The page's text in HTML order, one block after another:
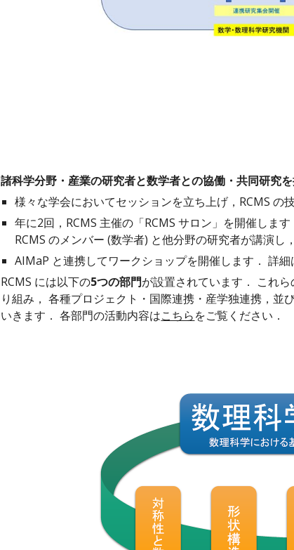
諸科学分野・産業の研究者と数学者との協働・共同研究
様々な学会においてセッションを立ち上げ，RCMS の
年に2回，RCMS 主催の「RCMS サロン」を開催しま
RCMS のメンバー (数学者) と他分野の研究者が講演し
AIMaP と連携してワークショップを開催します． 詳細
RCMS には以下の5つの部門が設置されています． これ
り組み， 各種プロジェクト・国際連携・産学独連携，
いきます． 各部門の活動内容はこちらをご覧ください．